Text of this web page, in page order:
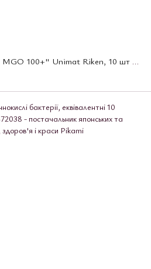
Льодяники з медом манука MGO 100+" Unimat Riken, 10 шт (440781)